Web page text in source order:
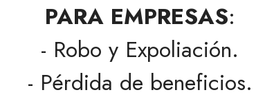
PARA EMPRESAS:
- Robo y Expoliación.
- Pérdida de beneficios.